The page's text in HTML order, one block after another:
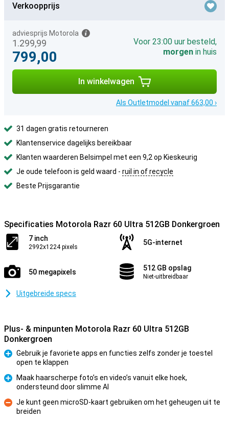
Verkoopprijs
1.299,99
adviesprijs Motorola
799,00
Voor 23:00 uur besteld,
morgen in huis
In winkelwagen
Als Outletmodel vanaf 663,00 ›
31 dagen gratis retourneren
Klantenservice dagelijks bereikbaar
Klanten waarderen Belsimpel met een 9,2 op Kieskeurig
Je oude telefoon is geld waard - ruil in of recycle
Beste Prijsgarantie
Specificaties Motorola Razr 60 Ultra 512GB Donkergroen
7 inch
2992x1224 pixels
5G-internet
50 megapixels 512 GB opslag
Niet-uitbreidbaar
Uitgebreide specs
Plus- & minpunten Motorola Razr 60 Ultra 512GB
Donkergroen
Pluspunt
Gebruik je favoriete apps en functies zelfs zonder je toestel
open te klappen
Pluspunt
Maak haarscherpe foto’s en video’s vanuit elke hoek,
ondersteund door slimme AI
Minpunt
Je kunt geen microSD-kaart gebruiken om het geheugen uit te
breiden